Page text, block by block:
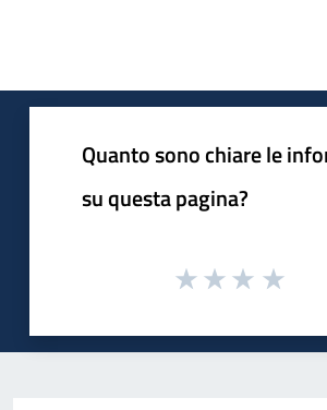
Quanto sono chiare le
su questa pagina?